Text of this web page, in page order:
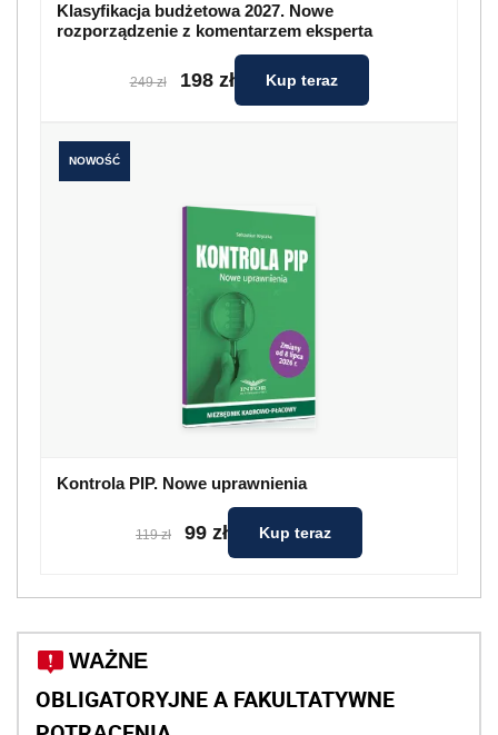
Klasyfikacja budżetowa 2027. Nowe
rozporządzenie z komentarzem eksperta
249 zł 198 zł Kup teraz
NOWOŚĆ
Kontrola PIP. Nowe uprawnienia
119 zł 99 zł Kup teraz
WAŻNE
OBLIGATORYJNE A FAKULTATYWNE